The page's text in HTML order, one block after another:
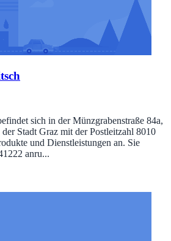
sich in der Münzgrabenstraße 84a,
Stadt Graz mit der Postleitzahl 8010
und Dienstleistungen an. Sie
anru...